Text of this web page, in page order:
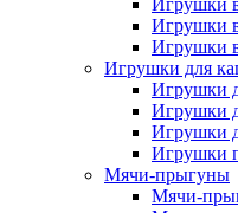
Игрушки
Игрушки
Игрушки
Игрушки для
Игрушки
Игрушки
Игрушки
Игрушки
Мячи-прыгуны
Мячи-